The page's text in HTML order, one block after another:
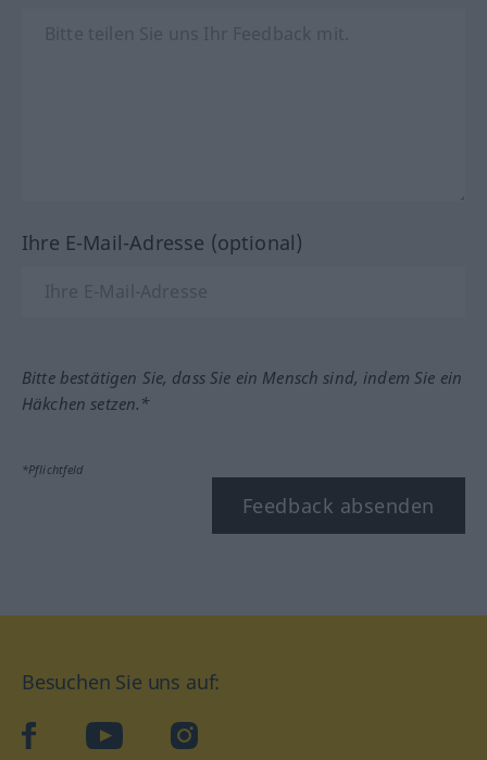
Ihre E-Mail-Adresse (optional)
Bitte bestätigen Sie, dass Sie ein Mensch sind, indem Sie ein
Häkchen setzen.*
*Pflichtfeld
Feedback absenden
Besuchen Sie uns auf:
facebookYouTube Instagram